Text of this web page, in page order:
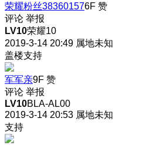
荣耀粉丝383601576F 赞
评论 举报
LV10荣耀10
2019-3-14 20:49 属地未知
盖楼支持
军军亲9F 赞
评论 举报
LV10BLA-AL00
2019-3-14 20:53 属地未知
支持